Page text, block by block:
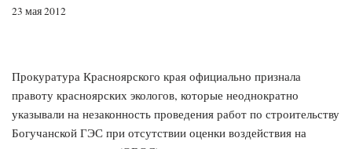
23 мая 2012
Прокуратура Красноярского края официально признала
правоту красноярских экологов, которые неоднократно
указывали на незаконность проведения работ по строительству
Богучанской ГЭС при отсутствии оценки воздействия на